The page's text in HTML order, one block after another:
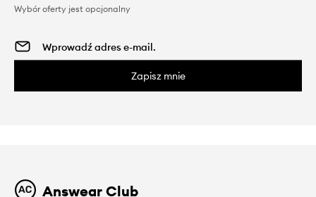
Wybór oferty jest opcjonalny
Zapisz mnie
Answear Club